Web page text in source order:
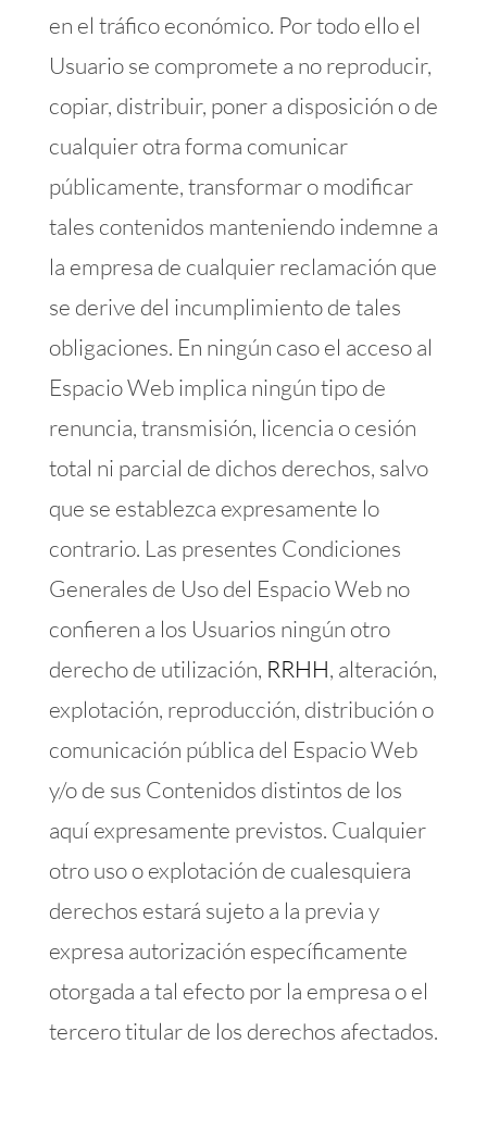
en el tráfico económico. Por todo ello el
Usuario se compromete a no reproducir,
copiar, distribuir, poner a disposición o de
cualquier otra forma comunicar
públicamente, transformar o modificar
tales contenidos manteniendo indemne a
la empresa de cualquier reclamación que
se derive del incumplimiento de tales
obligaciones. En ningún caso el acceso al
Espacio Web implica ningún tipo de
renuncia, transmisión, licencia o cesión
total ni parcial de dichos derechos, salvo
que se establezca expresamente lo
contrario. Las presentes Condiciones
Generales de Uso del Espacio Web no
confieren a los Usuarios ningún otro
derecho de utilización, RRHH, alteración,
explotación, reproducción, distribución o
comunicación pública del Espacio Web
y/o de sus Contenidos distintos de los
aquí expresamente previstos. Cualquier
otro uso o explotación de cualesquiera
derechos estará sujeto a la previa y
expresa autorización específicamente
otorgada a tal efecto por la empresa o el
tercero titular de los derechos afectados.